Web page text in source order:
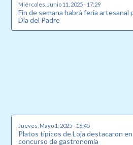
Miércoles, Junio 11, 2025 - 17:29
Fin de semana habrá feria artesanal
Día del Padre
Jueves, Mayo 1, 2025 - 16:45
Platos típicos de Loja destacaron en
concurso de gastronomía